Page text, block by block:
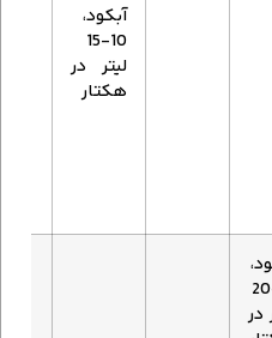
آبکود،
10-15
لیتر در
هکتار
15-20
در